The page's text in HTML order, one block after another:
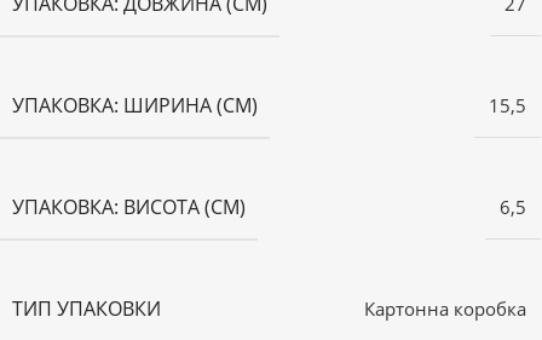
УПАКОВКА: ШИРИНА (СМ) 15,5
УПАКОВКА: ВИСОТА (СМ) 6,5
ТИП УПАКОВКИ Картонна коробка